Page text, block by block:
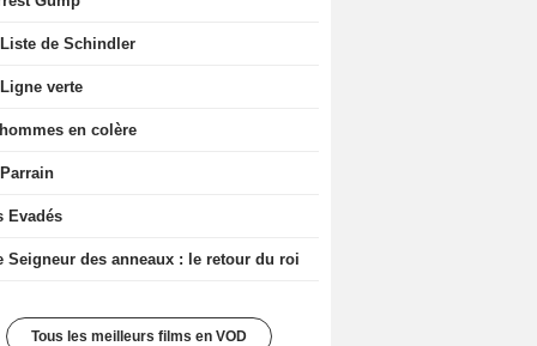
de Schindler
verte
en colère
Evadés
Seigneur des anneaux : le retour du roi
Tous les meilleurs films en VOD